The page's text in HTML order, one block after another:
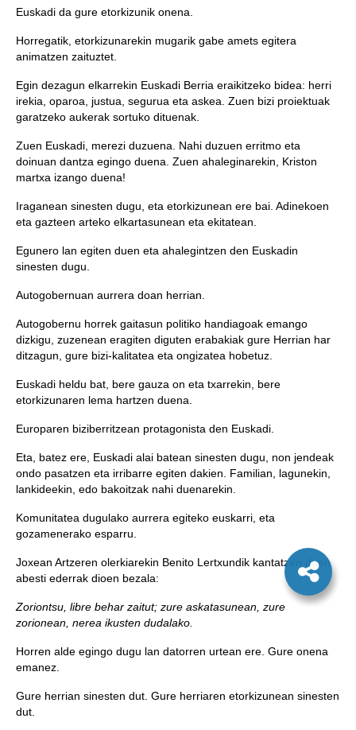
Euskadi da gure etorkizunik onena.
Horregatik, etorkizunarekin mugarik gabe amets egitera
animatzen zaituztet.
Egin dezagun elkarrekin Euskadi Berria eraikitzeko bidea: herri
irekia, oparoa, justua, segurua eta askea. Zuen bizi proiektuak
garatzeko aukerak sortuko dituenak.
Zuen Euskadi, merezi duzuena. Nahi duzuen erritmo eta
doinuan dantza egingo duena. Zuen ahaleginarekin, Kriston
martxa izango duena!
Iraganean sinesten dugu, eta etorkizunean ere bai. Adinekoen
eta gazteen arteko elkartasunean eta ekitatean.
Egunero lan egiten duen eta ahalegintzen den Euskadin
sinesten dugu.
Autogobernuan aurrera doan herrian.
Autogobernu horrek gaitasun politiko handiagoak emango
dizkigu, zuzenean eragiten diguten erabakiak gure Herrian har
ditzagun, gure bizi-kalitatea eta ongizatea hobetuz.
Euskadi heldu bat, bere gauza on eta txarrekin, bere
etorkizunaren lema hartzen duena.
Europaren biziberritzean protagonista den Euskadi.
Eta, batez ere, Euskadi alai batean sinesten dugu, non jendeak
ondo pasatzen eta irribarre egiten dakien. Familian, lagunekin,
lankideekin, edo bakoitzak nahi duenarekin.
Komunitatea dugulako aurrera egiteko euskarri, eta
gozamenerako esparru.
Joxean Artzeren olerkiarekin Benito Lertxundik kantatzen duen
abesti ederrak dioen bezala:
Zoriontsu, libre behar zaitut; zure askatasunean, zure
zorionean, nerea ikusten dudalako.
Horren alde egingo dugu lan datorren urtean ere. Gure onena
emanez.
Gure herrian sinesten dut. Gure herriaren etorkizunean sinesten
dut.